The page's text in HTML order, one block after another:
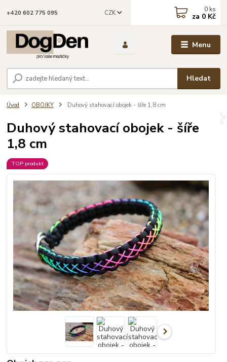
Menu
CZK
Hledat
+420 602 775 095 0 ks
za 0 Kč
Úvod OBOJKY Duhový stahovací obojek - šíře 1,8 cm
Duhový stahovací obojek - šíře
1,8 cm
TOP produkt